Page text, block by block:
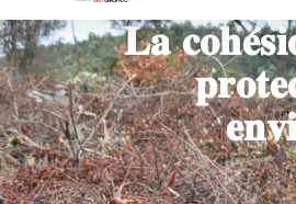
𝐋𝐚